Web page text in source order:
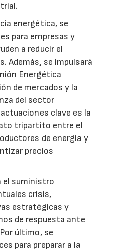
energética, se
para empresas y
a reducir el
Además, se impulsará
Energética
de mercados y la
del sector
clave es la
tripartito entre el
de energía y
precios
el suministro
crisis,
estratégicas y
de respuesta ante
último, se
para preparar a la